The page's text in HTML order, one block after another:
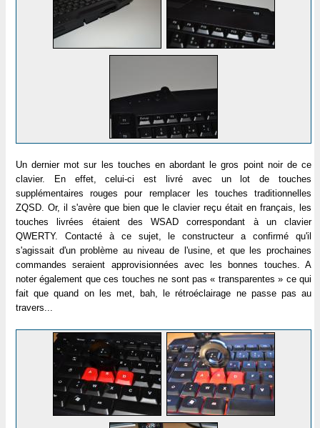
Un dernier mot sur les touches en abordant le gros point noir de ce
clavier. En effet, celui-ci est livré avec un lot de touches
supplémentaires rouges pour remplacer les touches traditionnelles
ZQSD. Or, il s'avère que bien que le clavier reçu était en français, les
touches livrées étaient des WSAD correspondant à un clavier
QWERTY. Contacté à ce sujet, le constructeur a confirmé qu'il
s'agissait d'un problème au niveau de l'usine, et que les prochaines
commandes seraient approvisionnées avec les bonnes touches. A
noter également que ces touches ne sont pas « transparentes » ce qui
fait que quand on les met, bah, le rétroéclairage ne passe pas au
travers...